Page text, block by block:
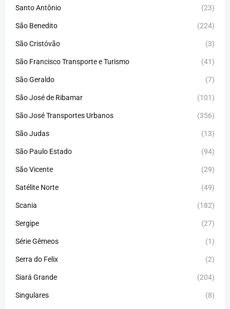
Santo Antônio (23)
São Benedito (224)
São Cristóvão (3)
São Francisco Transporte e Turismo (41)
São Geraldo (7)
São José de Ribamar (101)
São José Transportes Urbanos (356)
São Judas (13)
São Paulo Estado (94)
São Vicente (29)
Satélite Norte (49)
Scania (182)
Sergipe (27)
Série Gêmeos (1)
Serra do Felix (2)
Siará Grande (204)
Singulares (8)